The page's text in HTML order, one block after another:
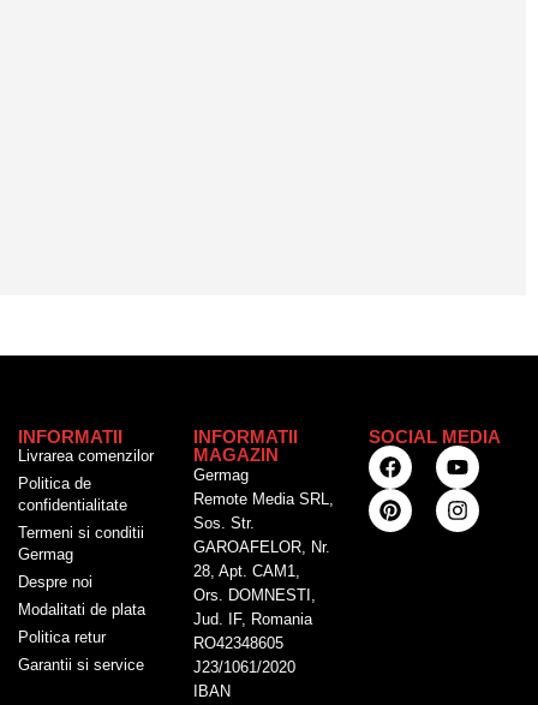
INFORMATII
Livrarea comenzilor
Politica de
confidentialitate
Termeni si conditii
Germag
Despre noi
Modalitati de plata
Politica retur
Garantii si service
INFORMATII
MAGAZIN
Germag
Remote Media SRL,
Sos. Str.
GAROAFELOR, Nr.
28, Apt. CAM1,
Ors. DOMNESTI,
Jud. IF, Romania
RO42348605
J23/1061/2020
IBAN
SOCIAL MEDIA